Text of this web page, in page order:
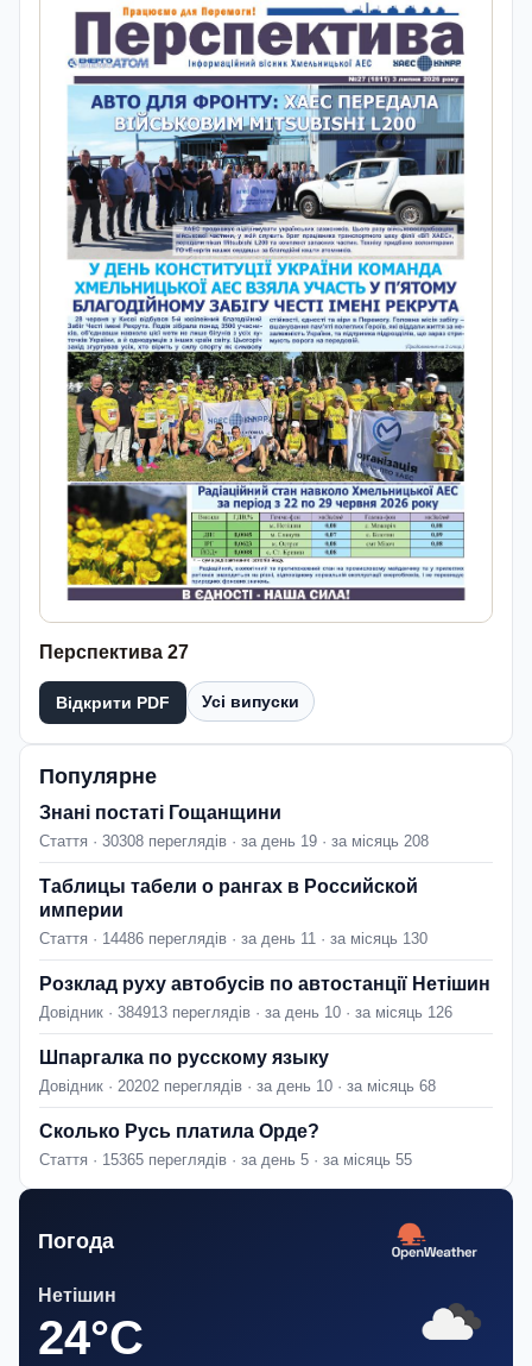
Перспектива 27
Відкрити PDF Усі випуски
Популярне
Знані постаті Гощанщини
Стаття · 30308 переглядів · за день 19 · за місяць 208
Таблицы табели о рангах в Российской
империи
Стаття · 14486 переглядів · за день 11 · за місяць 130
Розклад руху автобусів по автостанції Нетішин
Довідник · 384913 переглядів · за день 10 · за місяць 126
Шпаргалка по русскому языку
Довідник · 20202 переглядів · за день 10 · за місяць 68
Сколько Русь платила Орде?
Стаття · 15365 переглядів · за день 5 · за місяць 55
Погода
Нетішин
24°C